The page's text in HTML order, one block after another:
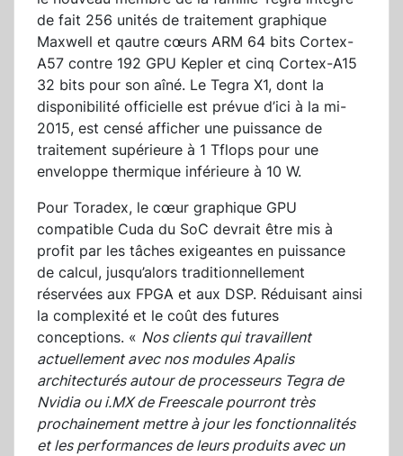
de fait 256 unités de traitement graphique
Maxwell et qautre cœurs ARM 64 bits Cortex-
A57 contre 192 GPU Kepler et cinq Cortex-A15
32 bits pour son aîné. Le Tegra X1, dont la
disponibilité officielle est prévue d’ici à la mi-
2015, est censé afficher une puissance de
traitement supérieure à 1 Tflops pour une
enveloppe thermique inférieure à 10 W.
Pour Toradex, le cœur graphique GPU
compatible Cuda du SoC devrait être mis à
profit par les tâches exigeantes en puissance
de calcul, jusqu’alors traditionnellement
réservées aux FPGA et aux DSP. Réduisant ainsi
la complexité et le coût des futures
conceptions. « Nos clients qui travaillent
actuellement avec nos modules Apalis
architecturés autour de processeurs Tegra de
Nvidia ou i.MX de Freescale pourront très
prochainement mettre à jour les fonctionnalités
et les performances de leurs produits avec un